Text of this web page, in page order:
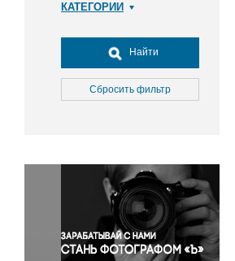
КАТЕГОРИИ
Досуг, туризм и отдых
Культура
Медицина
Окружающая среда
Политика
Правосудие
Происшествия и конфликты
Религия
Найти
Сбросить фильтр